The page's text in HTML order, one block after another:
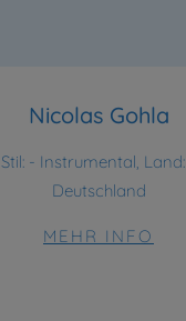
Nicolas Gohla
Stil: - Instrumental,
Deutschland
MEHR INFO